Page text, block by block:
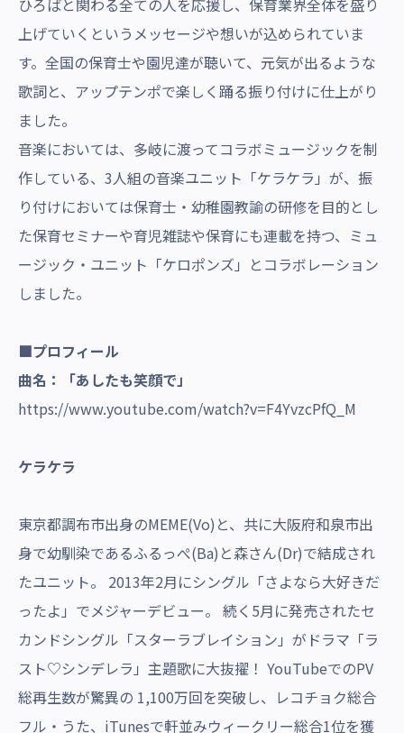
ひろばと関わる全ての人を応援し、保育業界全体を盛り
上げていくというメッセージや想いが込められていま
す。全国の保育士や園児達が聴いて、元気が出るような
歌詞と、アップテンポで楽しく踊る振り付けに仕上がり
ました。
音楽においては、多岐に渡ってコラボミュージックを制
作している、3人組の音楽ユニット「ケラケラ」が、振
り付けにおいては保育士・幼稚園教諭の研修を目的とし
た保育セミナーや育児雑誌や保育にも連載を持つ、ミュ
ージック・ユニット「ケロポンズ」とコラボレーション
しました。
■プロフィール
曲名：「あしたも笑顔で」
https://www.youtube.com/watch?v=F4YvzcPfQ_M
ケラケラ
東京都調布市出身のMEME(Vo)と、共に大阪府和泉市出
身で幼馴染であるふるっぺ(Ba)と森さん(Dr)で結成され
たユニット。 2013年2月にシングル「さよなら大好きだ
ったよ」でメジャーデビュー。 続く5月に発売されたセ
カンドシングル「スターラブレイション」がドラマ「ラ
スト♡シンデレラ」主題歌に大抜擢！ YouTubeでのPV
総再生数が驚異の 1,100万回を突破し、レコチョク総合
フル・うた、iTunesで軒並みウィークリー総合1位を獲